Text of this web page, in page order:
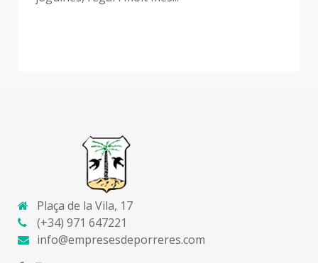
Plaça de la Vila, 17
(+34) 971 647221
info@empresesdeporreres.com